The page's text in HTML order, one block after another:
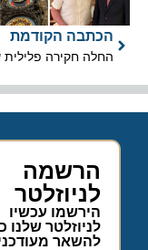
הכתבה הקודמת
הרשמה
לניוזלטר
הירשמו עכשיו
לניוזלטר שלנו כדי
להשאר מעודכנים